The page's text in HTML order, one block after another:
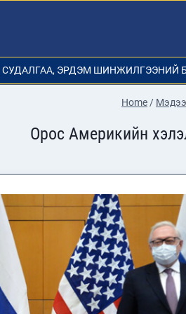
СУДАЛГАА, ЭРДЭМ ШИНЖИЛГЭЭНИЙ
Home/ Мэдээ
Орос Америкийн